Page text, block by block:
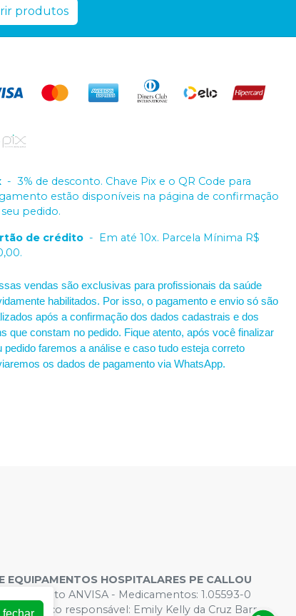
produtos
- 3% de desconto. Chave Pix e o QR Code para
estão disponíveis na página de confirmação
pedido.
de crédito -
Em até 10x. Parcela Mínima R$
vendas são exclusivas para profissionais da saúde
habilitados. Por isso, o pagamento e envio só são
após a confirmação dos dados cadastrais e dos
que constam no pedido. Fique atento, após você finalizar
pedido faremos a análise e caso tudo esteja correto
os dados de pagamento via WhatsApp.
HOSPITALARES PE CALLOU
ANVISA - Medicamentos: 1.05593-0
responsável: Emily Kelly da Cruz Barros.
fechar